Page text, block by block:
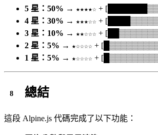
5 星：50% → ★★★★☆ +
4 星：30% → ★★★☆☆ +
3 星：10% → ★★☆☆☆ +
2 星：5% → ★☆☆☆☆ +
1 星：5% → ★☆☆☆☆ +
總結
這段 Alpine.js 代碼完成了以下功能：